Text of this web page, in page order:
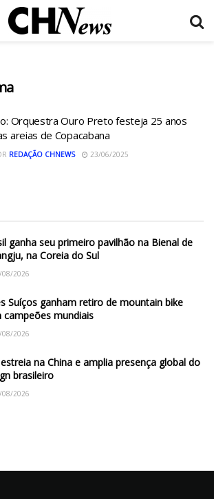
Orquestra Ouro Preto festeja 25 anos
areias de Copacabana
REDAÇÃO CHNEWS 23/06/2025
ganha seu primeiro pavilhão na Bienal de
na Coreia do Sul
08/2026
Suíços ganham retiro de mountain bike
campeões mundiais
08/2026
na China e amplia presença global do
brasileiro
08/2026